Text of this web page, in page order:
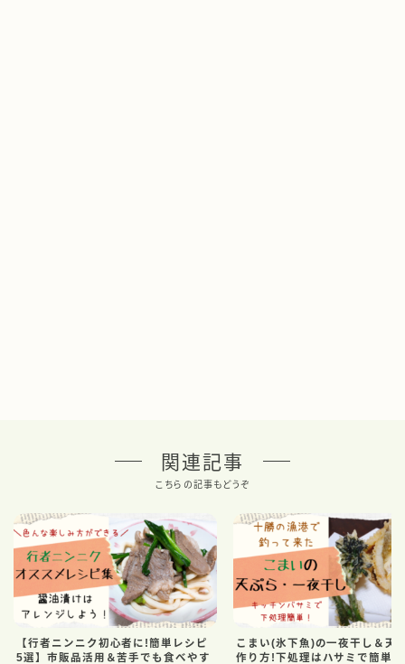
関連記事
こちらの記事もどうぞ
【行者ニンニク初心者に!簡単レシピ
5選】市販品活用＆苦手でも食べやす
こまい(氷下魚)の一夜干し＆天
作り方!下処理はハサミで簡単